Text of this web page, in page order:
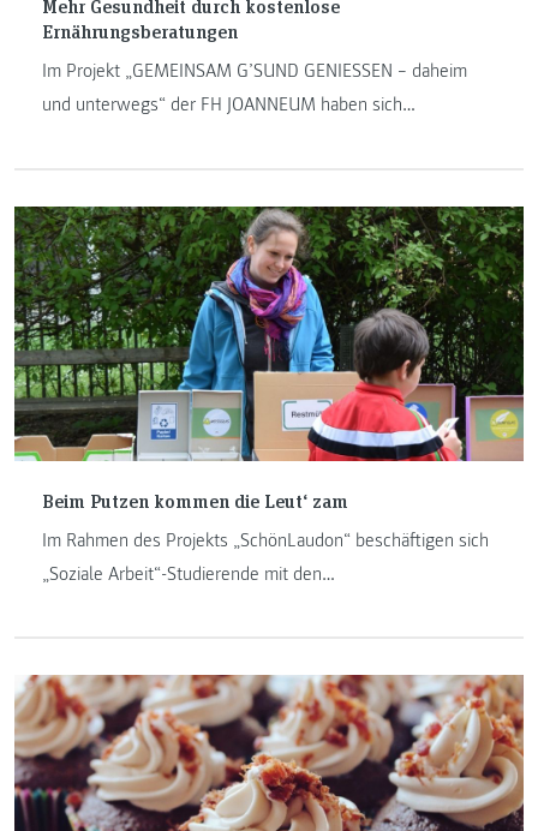
Mehr Gesundheit durch kostenlose
Ernährungsberatungen
Im Projekt „GEMEINSAM G’SUND GENIESSEN – daheim
und unterwegs“ der FH JOANNEUM haben sich
Beim Putzen kommen die Leut‘ zam
Im Rahmen des Projekts „SchönLaudon“ beschäftigen sich
„Soziale Arbeit“-Studierende mit den
Projektbericht.